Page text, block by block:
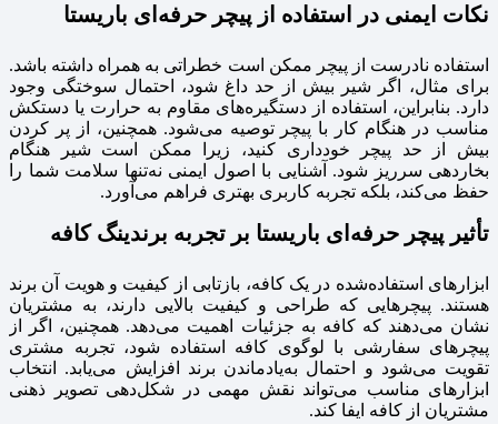
نکات ایمنی در استفاده از پیچر حرفه‌ای باریستا
استفاده نادرست از پیچر ممکن است خطراتی به همراه داشته باشد.
برای مثال، اگر شیر بیش از حد داغ شود، احتمال سوختگی وجود
دارد. بنابراین، استفاده از دستگیره‌های مقاوم به حرارت یا دستکش
مناسب در هنگام کار با پیچر توصیه می‌شود. همچنین، از پر کردن
بیش از حد پیچر خودداری کنید، زیرا ممکن است شیر هنگام
بخاردهی سرریز شود. آشنایی با اصول ایمنی نه‌تنها سلامت شما را
حفظ می‌کند، بلکه تجربه کاربری بهتری فراهم می‌آورد.
تأثیر پیچر حرفه‌ای باریستا بر تجربه برندینگ کافه
ابزارهای استفاده‌شده در یک کافه، بازتابی از کیفیت و هویت آن برند
هستند. پیچرهایی که طراحی و کیفیت بالایی دارند، به مشتریان
نشان می‌دهند که کافه به جزئیات اهمیت می‌دهد. همچنین، اگر از
پیچرهای سفارشی با لوگوی کافه استفاده شود، تجربه مشتری
تقویت می‌شود و احتمال به‌یادماندن برند افزایش می‌یابد. انتخاب
ابزارهای مناسب می‌تواند نقش مهمی در شکل‌دهی تصویر ذهنی
مشتریان از کافه ایفا کند.